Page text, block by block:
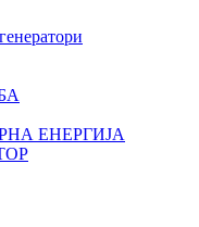
ЕНЕРГИЈА